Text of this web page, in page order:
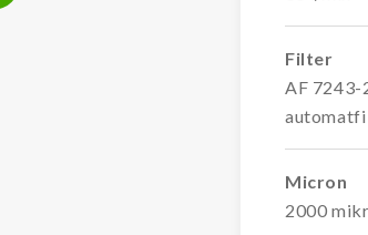
Filter
AF 7243-
Micron
2000